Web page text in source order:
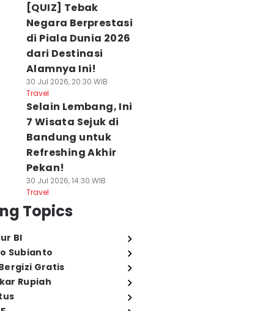
[QUIZ] Tebak
Negara Berprestasi
di Piala Dunia 2026
dari Destinasi
Alamnya Ini!
30 Jul 2026, 20:30 WIB
Travel
Selain Lembang, Ini
7 Wisata Sejuk di
Bandung untuk
Refreshing Akhir
Pekan!
30 Jul 2026, 14:30 WIB
Travel
Topics
BI
Subianto
Gratis
Rupiah